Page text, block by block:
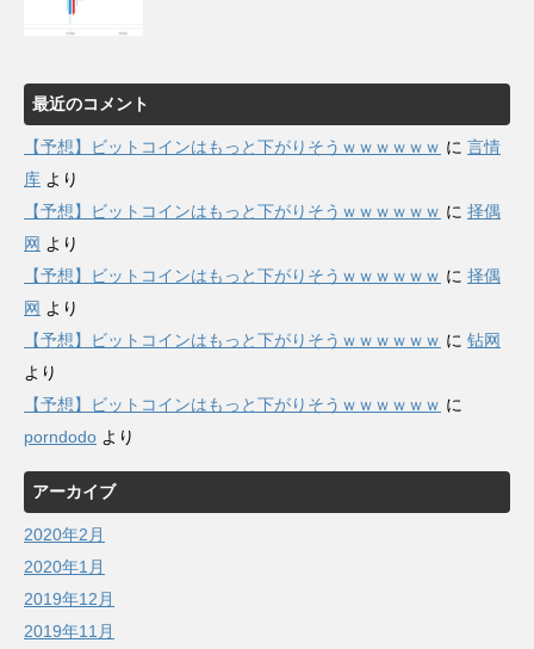
最近のコメント
【予想】ビットコインはもっと下がりそうｗｗｗｗｗｗ に 言情
库 より
【予想】ビットコインはもっと下がりそうｗｗｗｗｗｗ に 择偶
网 より
【予想】ビットコインはもっと下がりそうｗｗｗｗｗｗ に 择偶
网 より
【予想】ビットコインはもっと下がりそうｗｗｗｗｗｗ に 钻网
より
【予想】ビットコインはもっと下がりそうｗｗｗｗｗｗ に
porndodo より
アーカイブ
2020年2月
2020年1月
2019年12月
2019年11月